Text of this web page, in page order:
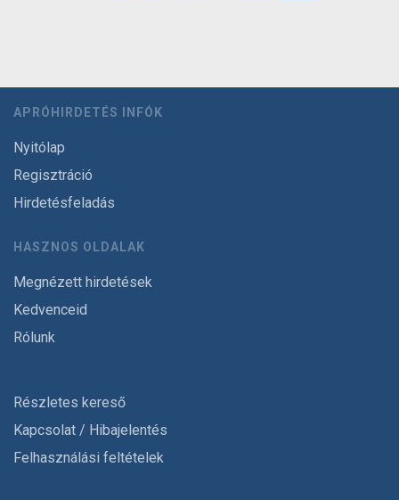
APRÓHIRDETÉS INFÓK
Nyitólap
Regisztráció
Hirdetésfeladás
HASZNOS OLDALAK
Megnézett hirdetések
Kedvenceid
Rólunk
Részletes kereső
Kapcsolat / Hibajelentés
Felhasználási feltételek